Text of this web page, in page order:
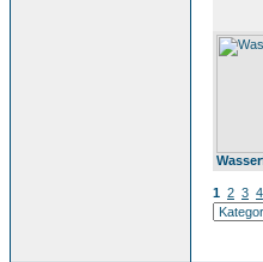
1 2 3 4